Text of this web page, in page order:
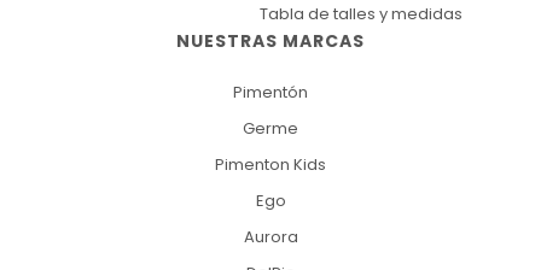
NUESTRAS MARCAS
Pimentón
Germe
Pimenton Kids
Ego
Aurora
Tabla de talles y medidas